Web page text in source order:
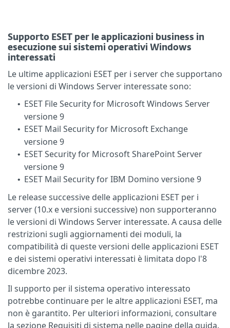
Supporto ESET per le applicazioni business in
esecuzione sui sistemi operativi Windows
interessati
Le ultime applicazioni ESET per i server che supportano
le versioni di Windows Server interessate sono:
• ESET File Security for Microsoft Windows Server
versione 9
• ESET Mail Security for Microsoft Exchange
versione 9
• ESET Security for Microsoft SharePoint Server
versione 9
• ESET Mail Security for IBM Domino versione 9
Le release successive delle applicazioni ESET per i
server (10.x e versioni successive) non supporteranno
le versioni di Windows Server interessate. A causa delle
restrizioni sugli aggiornamenti dei moduli, la
compatibilità di queste versioni delle applicazioni ESET
e dei sistemi operativi interessati è limitata dopo l'8
dicembre 2023.
Il supporto per il sistema operativo interessato
potrebbe continuare per le altre applicazioni ESET, ma
non è garantito. Per ulteriori informazioni, consultare
la sezione Requisiti di sistema nelle pagine della guida.